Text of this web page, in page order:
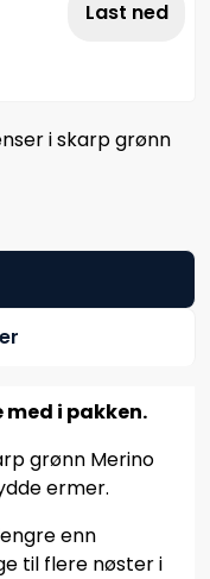
Last ned
i skarp grønn
i pakken.
grønn Merino
ermer.
enn
til flere nøster i